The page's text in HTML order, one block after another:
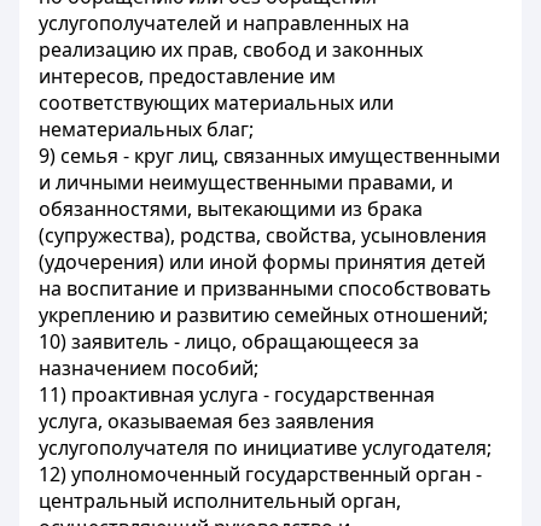
услугополучателей и направленных на
реализацию их прав, свобод и законных
интересов, предоставление им
соответствующих материальных или
нематериальных благ;
9) семья - круг лиц, связанных имущественными
и личными неимущественными правами, и
обязанностями, вытекающими из брака
(супружества), родства, свойства, усыновления
(удочерения) или иной формы принятия детей
на воспитание и призванными способствовать
укреплению и развитию семейных отношений;
10) заявитель - лицо, обращающееся за
назначением пособий;
11) проактивная услуга - государственная
услуга, оказываемая без заявления
услугополучателя по инициативе услугодателя;
12) уполномоченный государственный орган -
центральный исполнительный орган,